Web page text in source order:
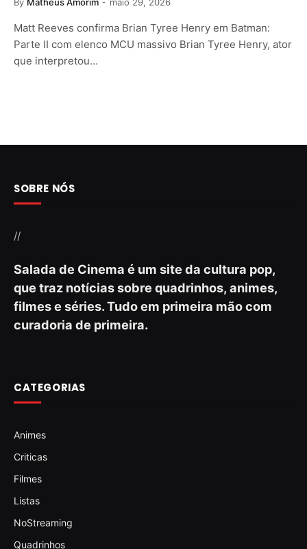
Matt Reeves confirma Brian Tyree Henry em Batman:
Parte II com elenco MCU massivo Brian Tyree Henry, ator
que interpretou…
SOBRE NÓS
//
Salada de Cinema é um site da cultura pop,
que traz notícias sobre quadrinhos, animes,
filmes e séries. Tudo em primeira mão com
curadoria de primeira.
CATEGORIAS
Animes
Criticas
Filmes
Listas
NoStreaming
Quadrinhos